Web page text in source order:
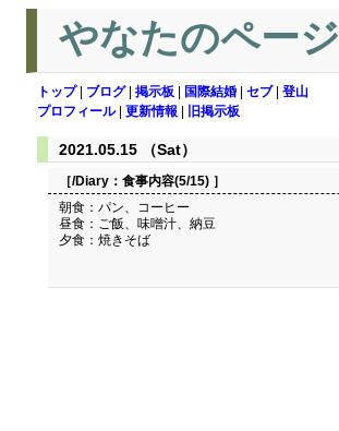
やなたのページ
トップ| ブログ| 掲示板 国際結婚 セブ| 登山
プロフィール| 更新情報 旧掲示板
2021.05.15 （Sat）
［/Diary： 食事内容(5/15) ］
朝食：パン、コーヒー
昼食：ご飯、味噌汁、納豆
夕食：焼きそば